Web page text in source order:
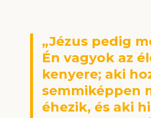
„Jézus pedig
Én vagyok az
kenyere; aki
semmiképpen
éhezik, és aki